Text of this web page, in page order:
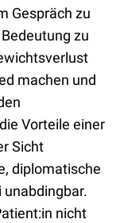
Gespräch zu
zu
machen und
Vorteile einer
Sicht
diplomatische
nicht